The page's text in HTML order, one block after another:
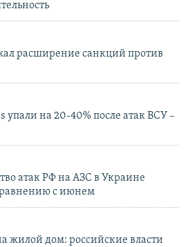
расширение санкций против
на 20-40% после атак ВСУ –
атак РФ на АЗС в Украине
с июнем
жилой дом: российские власти